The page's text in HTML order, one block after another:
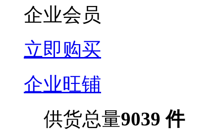
企业会员
立即购买
企业旺铺
供货总量9039 件